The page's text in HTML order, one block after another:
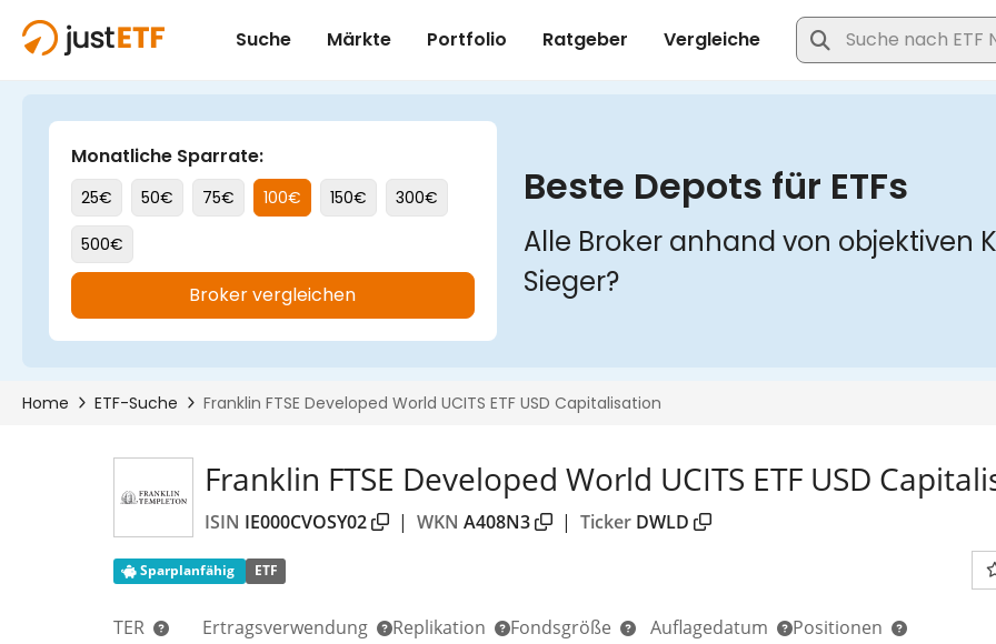
Franklin FTSE Developed World UCITS ETF USD
ISIN IE000CVOSY02 | WKN A408N3 | Ticker DWLD
Sparplanfähig ETF
TER
Ertragsverwendung
Replikation
Fondsgröße
Auflagedatum
Positionen